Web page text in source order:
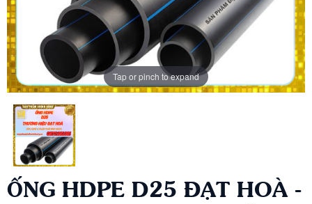
Tap or pinch to expand
ỐNG HDPE D25 ĐẠT HOÀ -